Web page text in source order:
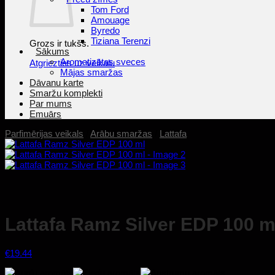
Grozs ir tukšs.
Atgriezties uz veikalu
Tom Ford
Amouage
Byredo
Tiziana Terenzi
Sākums
Aromatizētas sveces
Mājas smaržas
Dāvanu karte
Smaržu komplekti
Par mums
Emuārs
Parfimērijas veikals
Arābu smaržas Lattafa
Lattafa Ramz Silver EDP 100
€19.44